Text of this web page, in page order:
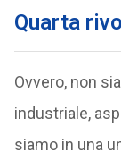
Quarta
Ovvero, non
industriale,
siamo in una